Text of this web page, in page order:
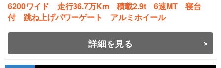
6200ワイド 走行36.7万Km 積載2.9t 6速MT 寝台
付 跳ね上げパワーゲート アルミホイール
詳細を見る